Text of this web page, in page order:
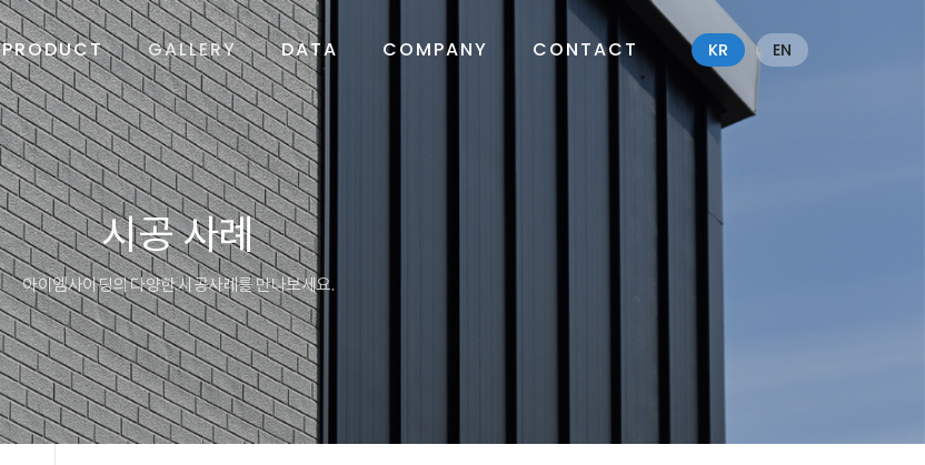
PRODUCT GALLERY DATA COMPANY CONTACT KR EN
시공 사례
아이엠사이딩의 다양한 시공사례를 만나보세요.